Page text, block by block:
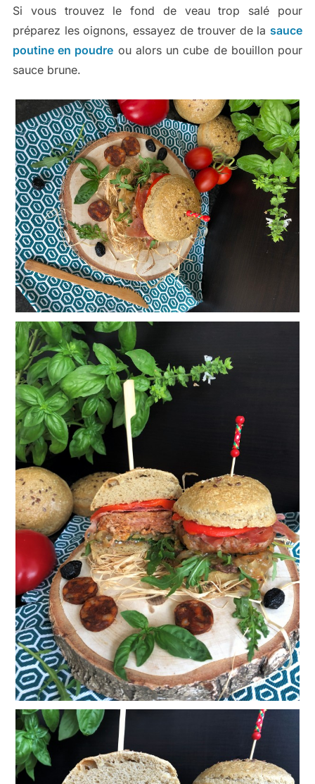
Si vous trouvez le fond de veau trop salé pour
préparez les oignons, essayez de trouver de la sauce
poutine en poudre ou alors un cube de bouillon pour
sauce brune.